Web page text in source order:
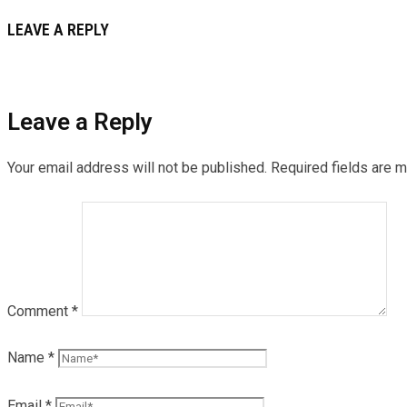
LEAVE A REPLY
Leave a Reply
Your email address will not be published. Required fields are
Comment *
Name *